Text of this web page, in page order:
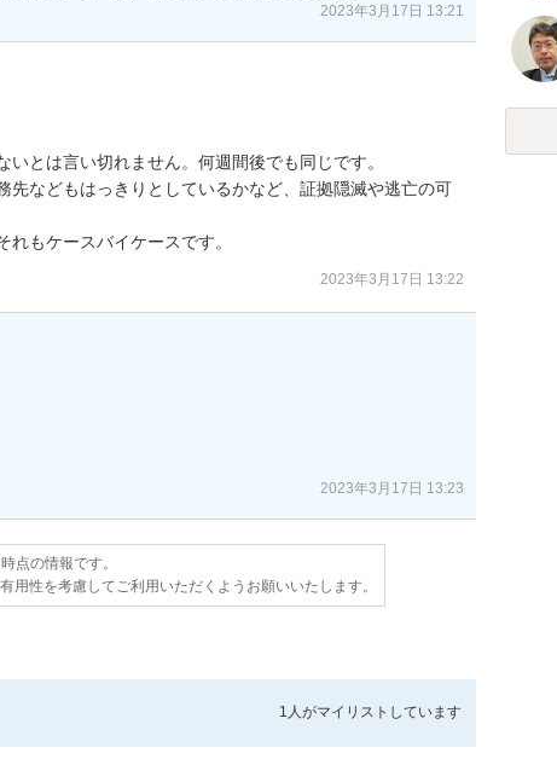
2023年3月17日 13:21
とは言い切れません。何週間後でも同じです。
先などもはっきりとしているかなど、証拠隠滅や逃亡の可
もケースバイケースです。
2023年3月17日 13:22
2023年3月17日 13:23
点の情報です。
用性を考慮してご利用いただくようお願いいたします。
1人がマイリストしています